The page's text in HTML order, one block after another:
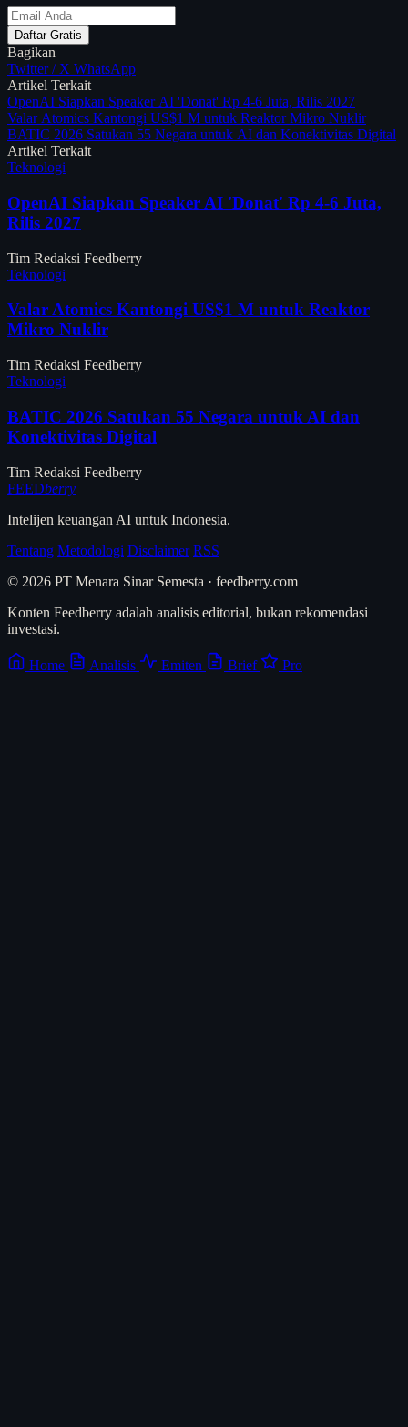
Daftar Gratis
Bagikan
Twitter / X WhatsApp
Artikel Terkait
OpenAI Siapkan Speaker AI 'Donat' Rp 4-6 Juta, Rilis 2027
Valar Atomics Kantongi US$1 M untuk Reaktor Mikro Nuklir
BATIC 2026 Satukan 55 Negara untuk AI dan Konektivitas Digital
Artikel Terkait
Teknologi
OpenAI Siapkan Speaker AI 'Donat' Rp 4-6 Juta,
Rilis 2027
Tim Redaksi Feedberry
Teknologi
Valar Atomics Kantongi US$1 M untuk Reaktor
Mikro Nuklir
Tim Redaksi Feedberry
Teknologi
BATIC 2026 Satukan 55 Negara untuk AI dan
Konektivitas Digital
Tim Redaksi Feedberry
FEEDberry
Intelijen keuangan AI untuk Indonesia.
Tentang Metodologi Disclaimer RSS
© 2026 PT Menara Sinar Semesta · feedberry.com
Konten Feedberry adalah analisis editorial, bukan rekomendasi
investasi.
Home Analisis Emiten Brief Pro